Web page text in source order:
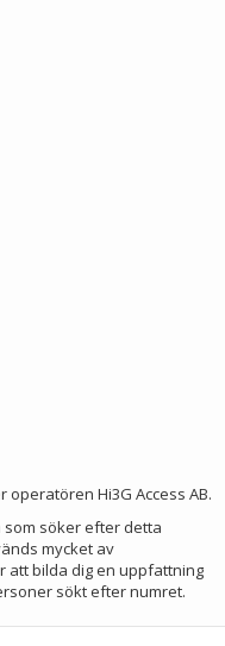
Hi3G Access AB.
söker efter detta
mycket av
att bilda dig en uppfattning
sökt efter numret.